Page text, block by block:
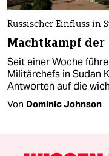
Russischer Einfluss in
Machtkampf der
Seit einer Woche
Militärchefs in Sudan
Antworten auf die
Von Dominic Johnson